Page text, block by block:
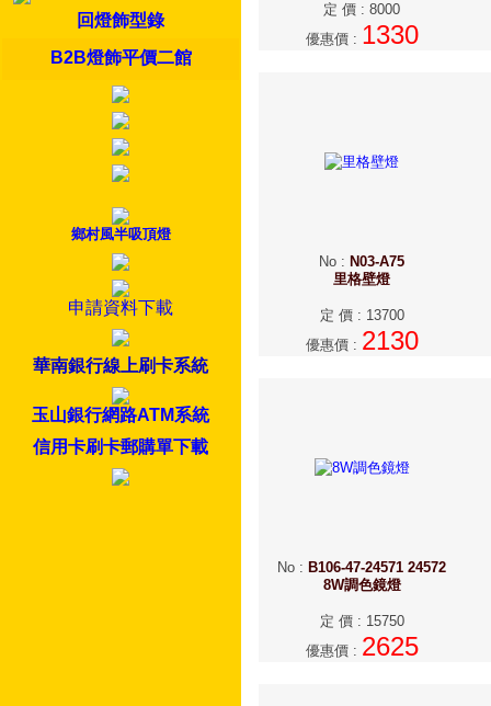
回燈飾型錄
B2B燈飾平價二館
鄉村風半吸頂燈
申請資料下載
華南銀行線上刷卡系統
玉山銀行網路ATM系統
信用卡刷卡郵購單下載
定 價 : 8000
優惠價: 1330
No : N03-A75
里格壁燈
定 價: 13700
優惠價: 2130
No : B106-47-24571 24572
8W調色鏡燈
定 價: 15750
優惠價: 2625